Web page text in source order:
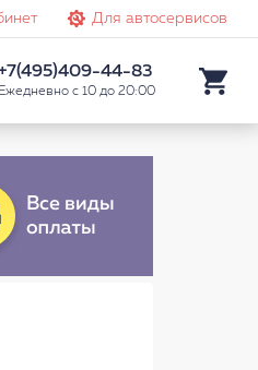
Для автосервисов
44-83
Ежедневно с 10 до 20:00